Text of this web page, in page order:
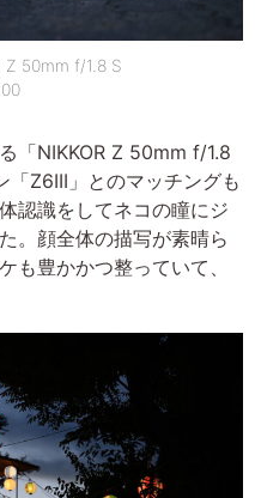
50mm f/1.8 S
「NIKKOR Z 50mm f/1.8
「Z6III」とのマッチングも
認識をしてネコの瞳にジ
。顔全体の描写が素晴ら
も豊かかつ整っていて、